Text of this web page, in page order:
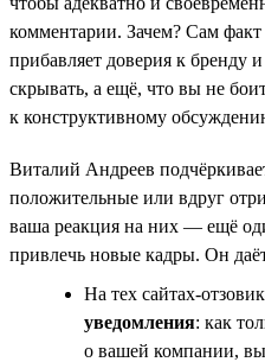
комментарии. Зачем? Сам
прибавляет доверия к бренду
скрывать, а ещё, что вы не
к конструктивному
Виталий Андреев
положительные или вдруг
ваша реакция на них — ещё
привлечь новые кадры. Он
На тех сайтах-
уведомления: как
о вашей компании, вы